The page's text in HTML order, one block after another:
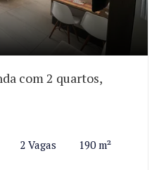
com 2 quartos,
2 Vagas 190 m²